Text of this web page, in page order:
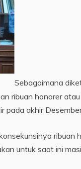
Sebagaimana
ribuan honorer
pada akhir
ribuan
untuk saat ini